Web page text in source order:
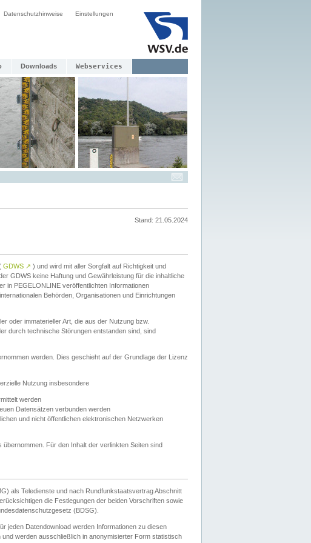
Datenschutzhinweise Einstellungen
Downloads Webservices
Stand: 21.05.2024
GDWS ↗ ) und wird mit aller Sorgfalt auf Richtigkeit und
GDWS keine Haftung und Gewährleistung für die inhaltliche
in PEGELONLINE veröffentlichten Informationen
Behörden, Organisationen und Einrichtungen
oder immaterieller Art, die aus der Nutzung bzw.
durch technische Störungen entstanden sind, sind
werden. Dies geschieht auf der Grundlage der Lizenz
Nutzung insbesondere
werden
Datensätzen verbunden werden
und nicht öffentlichen elektronischen Netzwerken
Für den Inhalt der verlinkten Seiten sind
als Teledienste und nach Rundfunkstaatsvertrag Abschnitt
die Festlegungen der beiden Vorschriften sowie
(BDSG).
jeden Datendownload werden Informationen zu diesen
werden ausschließlich in anonymisierter Form statistisch